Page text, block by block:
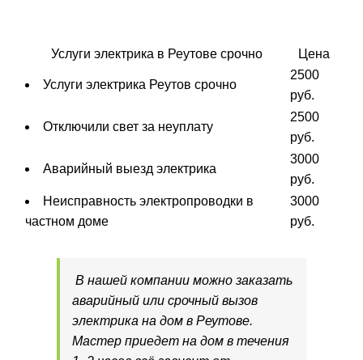
Услуги электрика в Реутове срочно Цена
Услуги электрика Реутов срочно
2500
руб.
Отключили свет за неуплату
2500
руб.
Аварийный выезд электрика
3000
руб.
Неисправность электропроводки в
частном доме
3000
руб.
В нашей компании можно заказать
аварийный или срочный вызов
электрика на дом в Реутове.
Мастер приедет на дом в течения